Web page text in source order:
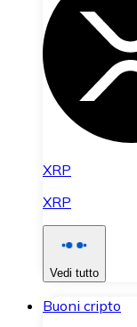
XRP
XRP
Vedi tutto
Buoni cripto